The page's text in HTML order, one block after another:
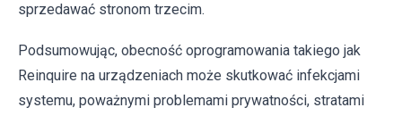
sprzedawać stronom trzecim.
Podsumowując, obecność oprogramowania takiego jak
Reinquire na urządzeniach może skutkować infekcjami
systemu, poważnymi problemami prywatności, stratami